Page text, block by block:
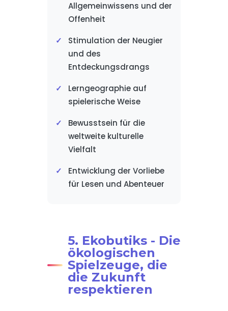
Allgemeinwissens und der
Offenheit
Stimulation der Neugier
und des
Entdeckungsdrangs
Lerngeographie auf
spielerische Weise
Bewusstsein für die
weltweite kulturelle
Vielfalt
Entwicklung der Vorliebe
für Lesen und Abenteuer
5. Ekobutiks - Die
ökologischen
Spielzeuge, die
die Zukunft
respektieren